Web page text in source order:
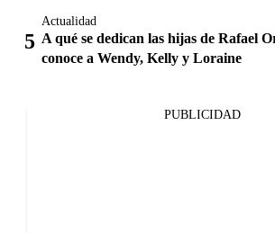
Actualidad
A qué se dedican las hijas de Rafael
conoce a Wendy, Kelly y Loraine
PUBLICIDAD